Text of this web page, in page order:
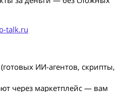
talk.ru
ИИ-агентов, скрипты,
через маркетплейс — вам